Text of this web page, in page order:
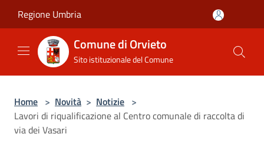
Regione Umbria
Comune di Orvieto
Sito istituzionale del Comune
Home > Novità > Notizie >
Lavori di riqualificazione al Centro comunale di raccolta di
via dei Vasari